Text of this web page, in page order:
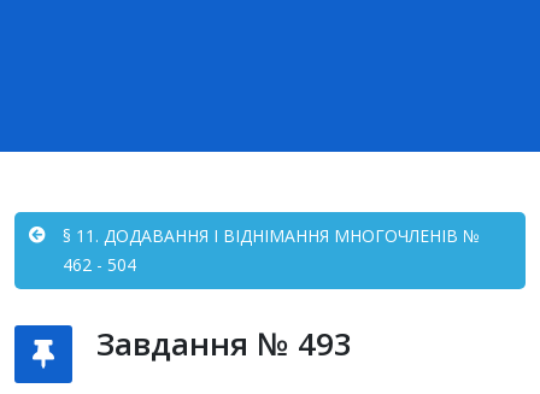
§ 11. ДОДАВАННЯ І ВІДНІМАННЯ МНОГОЧЛЕНІВ №
462 - 504
Завдання № 493